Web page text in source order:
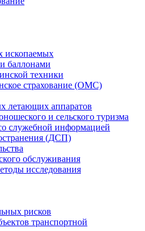
ископаемых
баллонами
техники
страхование (ОМС)
летающих аппаратов
и сельского туризма
служебной информацией
(ДСП)
обслуживания
исследования
рисков
транспортной